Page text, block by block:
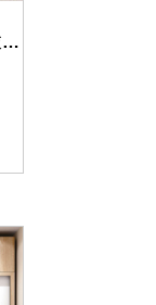
【現代簡約】VG M6 衣櫃 120/140/160/180/200cm